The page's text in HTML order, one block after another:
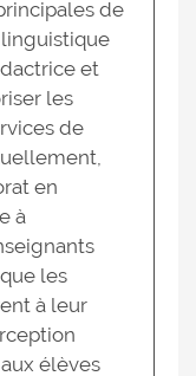
de
et
les
de
en
à
les
à leur
élèves